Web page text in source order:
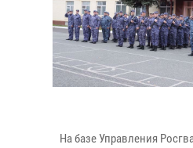
На базе Управления